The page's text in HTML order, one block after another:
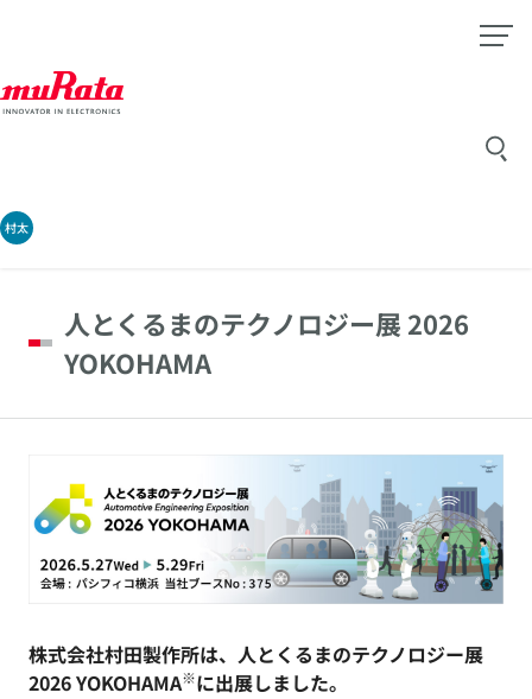
村太
人とくるまのテクノロジー展 2026
YOKOHAMA
株式会社村田製作所は、人とくるまのテクノロジー展
2026 YOKOHAMA※に出展しました。